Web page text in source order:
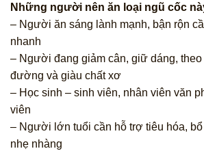
Những người nên ăn loại ngũ cốc
– Người ăn sáng lành mạnh, bận rộn
nhanh
– Người đang giảm cân, giữ dáng, theo
đường và giàu chất xơ
– Học sinh – sinh viên, nhân viên văn
viên
– Người lớn tuổi cần hỗ trợ tiêu hóa,
nhẹ nhàng